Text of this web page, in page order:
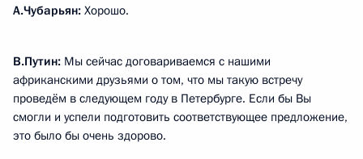
А.Чубарьян: Хорошо.
В.Путин: Мы сейчас договариваемся с нашими
африканскими друзьями о том, что мы такую встречу
проведём в следующем году в Петербурге. Если бы Вы
смогли и успели подготовить соответствующее предложение,
это было бы очень здорово.